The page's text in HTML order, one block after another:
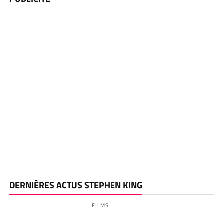
DERNIÈRES ACTUS STEPHEN KING
FILMS